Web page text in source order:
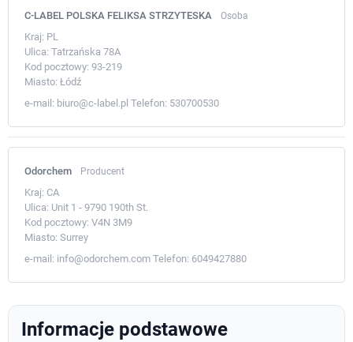
C-LABEL POLSKA FELIKSA STRZYTESKA Osoba
Kraj: PL
Ulica: Tatrzańska 78A
Kod pocztowy: 93-219
Miasto: Łódź
e-mail: biuro@c-label.pl Telefon: 530700530
Odorchem Producent
Kraj: CA
Ulica: Unit 1 - 9790 190th St.
Kod pocztowy: V4N 3M9
Miasto: Surrey
e-mail: info@odorchem.com Telefon: 6049427880
Informacje podstawowe